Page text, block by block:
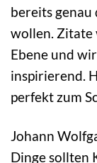
bereits genau
wollen. Zitate
Ebene und
inspirierend.
perfekt zum
Johann
Dinge sollten